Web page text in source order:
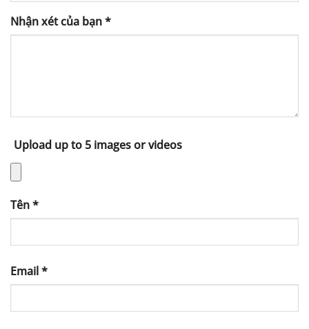
Nhận xét của bạn*
Upload up to 5 images or videos
Tên*
Email*